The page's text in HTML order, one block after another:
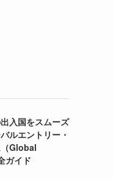
入国をスムーズ
ルエントリー・
Global
ガイド